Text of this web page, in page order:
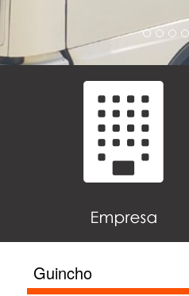
Guincho